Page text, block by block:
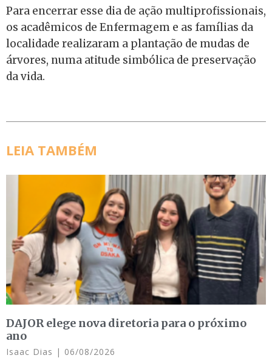
Para encerrar esse dia de ação multiprofissionais,
os acadêmicos de Enfermagem e as famílias da
localidade realizaram a plantação de mudas de
árvores, numa atitude simbólica de preservação
da vida.
LEIA TAMBÉM
DAJOR elege nova diretoria para o próximo
ano
Isaac Dias 06/08/2026